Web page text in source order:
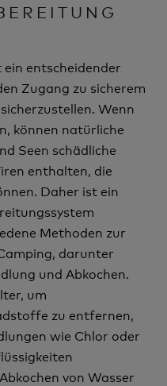
entscheidender
Zugang zu sicherem
Wenn
können natürliche
Seen schädliche
enthalten, die
Daher ist ein
Methoden zur
darunter
und Abkochen.
um
zu entfernen,
wie Chlor oder
von Wasser